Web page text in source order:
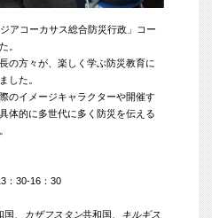
アコーカサス総合防災行政」コー
。
の方々が、楽しく学ぶ防災教育に
した。
のイメージキャラクターや開催す
体的に多世代に多く防災を伝える
：30-16：30
国、 カザフスタン共和国、 キルギス